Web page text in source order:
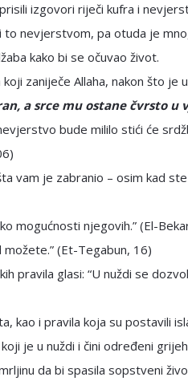
izgovori riječi kufra i
nevjerstvom, pa otuda je
kako bi se očuvao život.
koji zaniječe Allaha, nakon što je
a srce mu ostane čvrsto u
bude mililo stići će
vam je zabranio – osim kad ste
mogućnosti njegovih.” (El-
(Et-Tegabun, 16)
pravila glasi: “U nuždi se
kao i pravila koja su postavili
je u nuždi i čini određeni
da bi spasila sopstveni